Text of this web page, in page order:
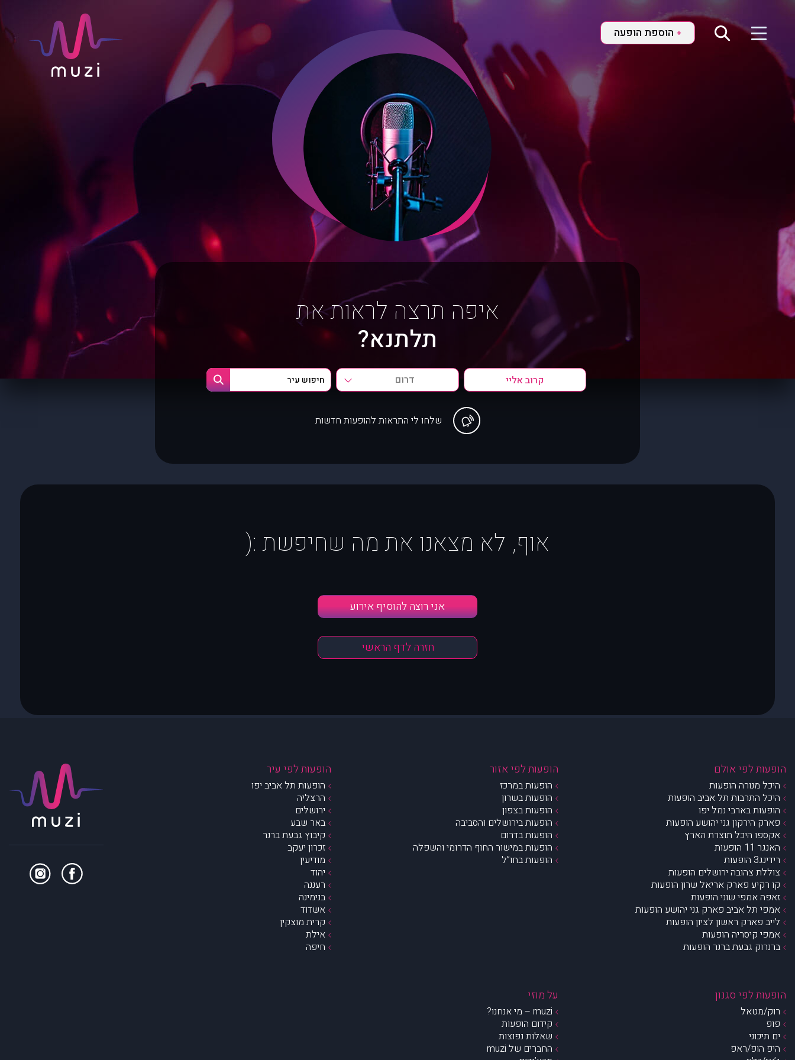
+ הוספת הופעה
איפה תרצה לראות את
תלתנא?
דרום
שלחו לי התראות להופעות חדשות
אוף, לא מצאנו את מה שחיפשת :(
אני רוצה להוסיף אירוע
חזרה לדף הראשי
הופעות לפי אולם
היכל מנורה הופעות
היכל התרבות תל אביב הופעות
הופעות בארבי נמל יפו
פארק הירקון גני יהושע הופעות
אקספו היכל תוצרת הארץ
האנגר 11 הופעות
רידינג3 הופעות
צוללת צהובה ירושלים הופעות
קו רקיע פארק אריאל שרון הופעות
זאפה אמפי שוני הופעות
אמפי תל אביב פארק גני יהושע הופעות
לייב פארק ראשון לציון הופעות
אמפי קיסריה הופעות
ברנרוק גבעת ברנר הופעות
הופעות לפי אזור
הופעות במרכז
הופעות בשרון
הופעות בצפון
הופעות בירושלים והסביבה
הופעות בדרום
הופעות במישור החוף הדרומי והשפלה
הופעות בחו”ל
הופעות לפי עיר
הופעות תל אביב יפו
הרצליה
ירושלים
באר שבע
קיבוץ גבעת ברנר
זכרון יעקב
מודיעין
יהוד
רעננה
בנימינה
אשדוד
קרית מוצקין
אילת
חיפה
הופעות לפי סגנון
רוק/מטאל
פופ
ים תיכוני
היפ הופ/ראפ
על מוזי
muzi – מי אנחנו?
קידום הופעות
שאלות נפוצות
החברים של muzi